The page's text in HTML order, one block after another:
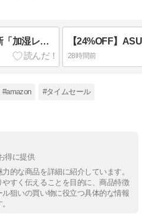
【15%OFF】シャープの最新「加湿レス空気清浄機 FU-T40」がAmazonタイムセールで特価に！花粉対策の決定版
28時間前
#amazon #タイムセール
得に提供
的な商品を詳細に紹介しています。
すく伝えることを目的に、商品特徴
狙いの買い物に役立つ具体的な情報